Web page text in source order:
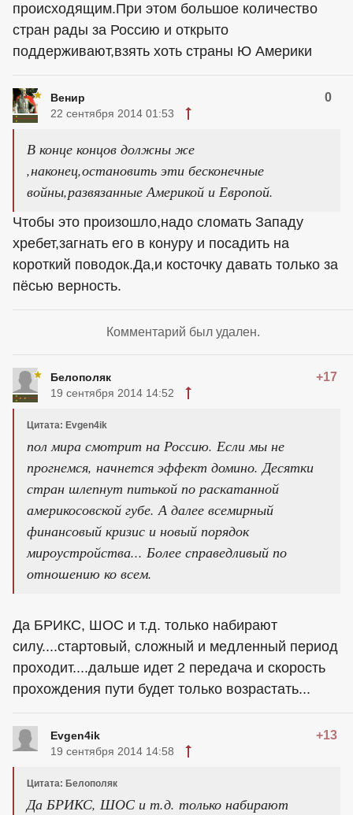
происходящим.При этом большое количество
стран рады за Россию и открыто
поддерживают,взять хоть страны Ю Америки
Венир 0
22 сентября 2014 01:53
В конце концов должны же
,наконец,остановить эти бесконечные
войны,развязанные Америкой и Европой.
Чтобы это произошло,надо сломать Западу
хребет,загнать его в конуру и посадить на
короткий поводок.Да,и косточку давать только за
пёсью верность.
Комментарий был удален.
Белополяк +17
19 сентября 2014 14:52
Цитата: Evgen4ik
пол мира смотрит на Россию. Если мы не
прогнемся, начнется эффект домино. Десятки
стран шлепнут питькой по раскатанной
америкосовской губе. А далее всемирный
финансовый кризис и новый порядок
мироустройства... Более справедливый по
отношению ко всем.
Да БРИКС, ШОС и т.д. только набирают
силу....стартовый, сложный и медленный период
проходит....дальше идет 2 передача и скорость
прохождения пути будет только возрастать...
Evgen4ik +13
19 сентября 2014 14:58
Цитата: Белополяк
Да БРИКС, ШОС и т.д. только набирают